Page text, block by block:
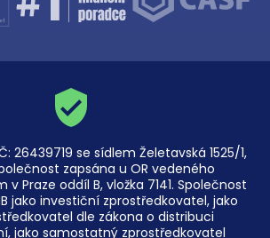
26439719 se sídlem Želetavská 1525/1,
zapsána u OR vedeného
Praze oddíl B, vložka 7141. Společnost
jako investiční zprostředkovatel, jako
dle zákona o distribuci
jako samostatný zprostředkovatel